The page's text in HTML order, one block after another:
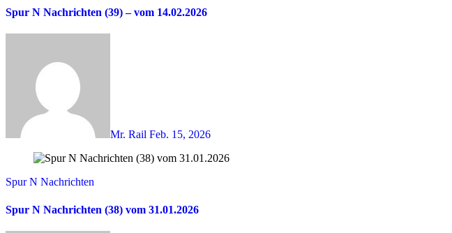
Spur N Nachrichten (39) – vom 14.02.2026
Mr. Rail Feb. 15, 2026
Spur N Nachrichten
Spur N Nachrichten (38) vom 31.01.2026